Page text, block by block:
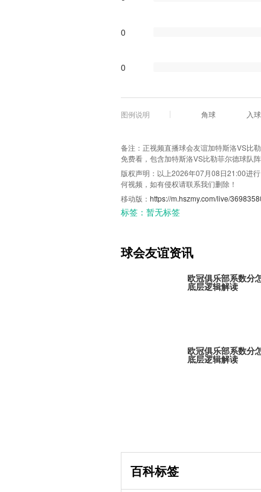
0
0
图例说明 角球 入球
备注：正视频直播球会友谊加特斯洛VS比
免费看，包含加特斯洛VS比勒菲尔德球队
版权声明：以上2026年07月08日21:00进行
何视频，如有侵权请联系我们删除！
移动版： https://m.hszmy.com/live/
标签： 暂无标签
球会友谊资讯
欧冠俱乐部系数分
底层逻辑解读
欧冠俱乐部系数分
底层逻辑解读
欧冠俱乐部系数分
百科标签